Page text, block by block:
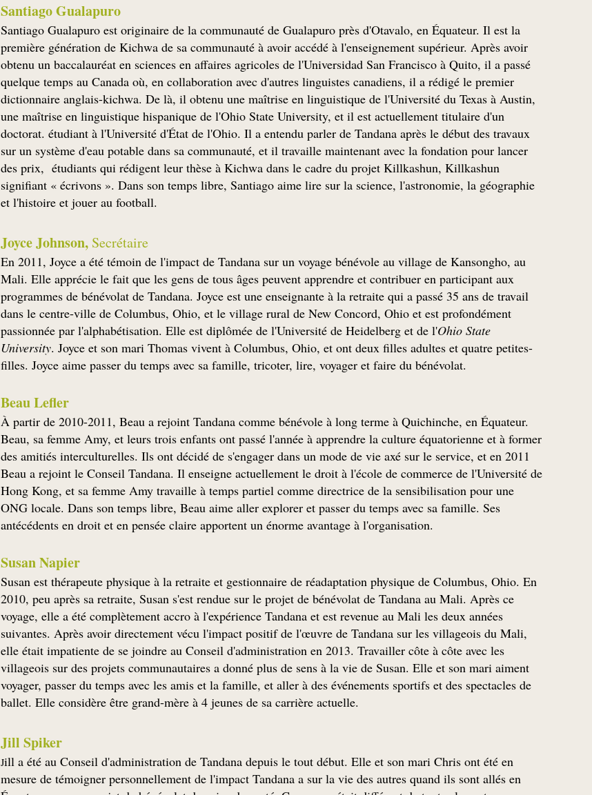
Santiago Gualapuro
Santiago Gualapuro est originaire de la communauté de Gualapuro près d'Otavalo, en Équateur. Il est la
première génération de Kichwa de sa communauté à avoir accédé à l'enseignement supérieur. Après avoir
obtenu un baccalauréat en sciences en affaires agricoles de l'Universidad San Francisco à Quito, il a passé
quelque temps au Canada où, en collaboration avec d'autres linguistes canadiens, il a rédigé le premier
dictionnaire anglais-kichwa. De là, il obtenu une maîtrise en linguistique de l'Université du Texas à Austin,
une maîtrise en linguistique hispanique de l'Ohio State University, et il est actuellement titulaire d'un
doctorat. étudiant à l'Université d'État de l'Ohio. Il a entendu parler de Tandana après le début des travaux
sur un système d'eau potable dans sa communauté, et il travaille maintenant avec la fondation pour lancer
des prix, étudiants qui rédigent leur thèse à Kichwa dans le cadre du projet Killkashun, Killkashun
signifiant « écrivons ». Dans son temps libre, Santiago aime lire sur la science, l'astronomie, la géographie
et l'histoire et jouer au football.
Joyce Johnson, Secrétaire
En 2011, Joyce a été témoin de l'impact de Tandana sur un voyage bénévole au village de Kansongho, au
Mali. Elle apprécie le fait que les gens de tous âges peuvent apprendre et contribuer en participant aux
programmes de bénévolat de Tandana. Joyce est une enseignante à la retraite qui a passé 35 ans de travail
dans le centre-ville de Columbus, Ohio, et le village rural de New Concord, Ohio et est profondément
passionnée par l'alphabétisation. Elle est diplômée de l'Université de Heidelberg et de l'Ohio State
University. Joyce et son mari Thomas vivent à Columbus, Ohio, et ont deux filles adultes et quatre petites-
filles. Joyce aime passer du temps avec sa famille, tricoter, lire, voyager et faire du bénévolat.
Beau Lefler
À partir de 2010-2011, Beau a rejoint Tandana comme bénévole à long terme à Quichinche, en Équateur.
Beau, sa femme Amy, et leurs trois enfants ont passé l'année à apprendre la culture équatorienne et à former
des amitiés interculturelles. Ils ont décidé de s'engager dans un mode de vie axé sur le service, et en 2011
Beau a rejoint le Conseil Tandana. Il enseigne actuellement le droit à l'école de commerce de l'Université de
Hong Kong, et sa femme Amy travaille à temps partiel comme directrice de la sensibilisation pour une
ONG locale. Dans son temps libre, Beau aime aller explorer et passer du temps avec sa famille. Ses
antécédents en droit et en pensée claire apportent un énorme avantage à l'organisation.
Susan Napier
Susan est thérapeute physique à la retraite et gestionnaire de réadaptation physique de Columbus, Ohio. En
2010, peu après sa retraite, Susan s'est rendue sur le projet de bénévolat de Tandana au Mali. Après ce
voyage, elle a été complètement accro à l'expérience Tandana et est revenue au Mali les deux années
suivantes. Après avoir directement vécu l'impact positif de l'œuvre de Tandana sur les villageois du Mali,
elle était impatiente de se joindre au Conseil d'administration en 2013. Travailler côte à côte avec les
villageois sur des projets communautaires a donné plus de sens à la vie de Susan. Elle et son mari aiment
voyager, passer du temps avec les amis et la famille, et aller à des événements sportifs et des spectacles de
ballet. Elle considère être grand-mère à 4 jeunes de sa carrière actuelle.
Jill Spiker
Jill a été au Conseil d'administration de Tandana depuis le tout début. Elle et son mari Chris ont été en
mesure de témoigner personnellement de l'impact Tandana a sur la vie des autres quand ils sont allés en